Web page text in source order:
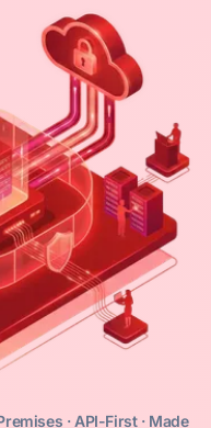
· API-First · Made